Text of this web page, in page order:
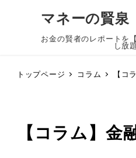
マネーの賢泉
お金の賢者のレポートを
し放
トップページ コラム 【コ
【コラム】金